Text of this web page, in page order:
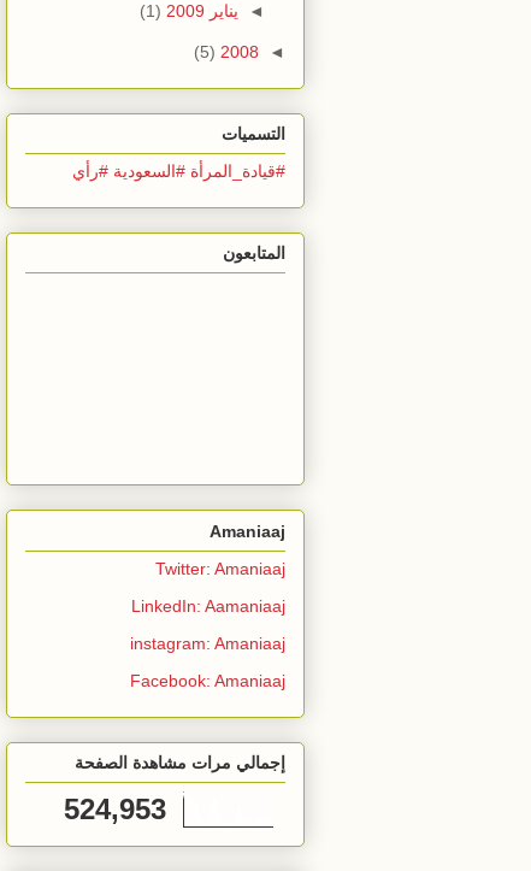
◄ يناير 2009 (1)
◄
2008
(5)
التسميات
#قيادة_المرأة #السعودية #رأي
المتابعون
Amaniaaj
Twitter: Amaniaaj
LinkedIn: Aamaniaaj
instagram: Amaniaaj
Facebook: Amaniaaj
إجمالي مرات مشاهدة الصفحة
524,953